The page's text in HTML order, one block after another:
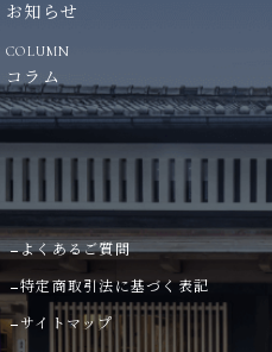
お知らせ
COLUMN
コラム
よくあるご質問
特定商取引法に基づく表記
サイトマップ